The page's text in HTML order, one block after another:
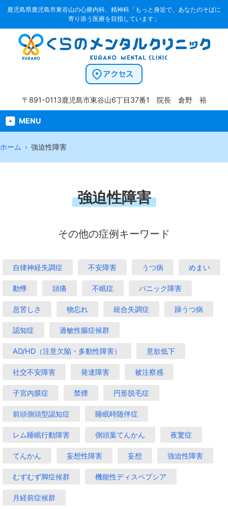
鹿児島県鹿児島市東谷山の心療内科、精神科「もっと身近で、あなたのそばに
寄り添う医療を目指しています」
〒891-0113鹿児島市東谷山6丁目37番1 院長 倉野 裕
MENU
ホーム 強迫性障害
強迫性障害
その他の症例キーワード
自律神経失調症 不安障害 うつ病 めまい
動悸 頭痛 不眠症 パニック障害
息苦しさ 物忘れ 統合失調症 躁うつ病
認知症 過敏性腸症候群
AD/HD（注意欠陥・多動性障害） 意欲低下
社交不安障害 発達障害 被注察感
子宮内膜症 禁煙 円形脱毛症
前頭側頭型認知症 睡眠時随伴症
レム睡眠行動障害 側頭葉てんかん 夜驚症
てんかん 妄想性障害 妄想 強迫性障害
むずむず脚症候群 機能性ディスペプシア
月経前症候群